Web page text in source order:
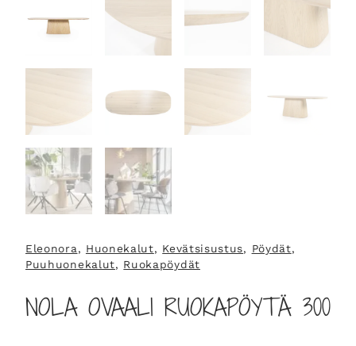
Eleonora, Huonekalut, Kevätsisustus, Pöydät
Puuhuonekalut, Ruokapöydät
NOLA OVAALI RUOKAPÖYTÄ 300